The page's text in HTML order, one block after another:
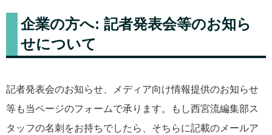
企業の方へ: 記者発表会等のお知ら
せについて
記者発表会のお知らせ、メディア向け情報提供のお知らせ
等も当ページのフォームで承ります。もし西宮流編集部ス
タッフの名刺をお持ちでしたら、そちらに記載のメールア